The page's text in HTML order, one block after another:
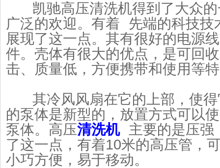
凯驰高压清洗机得到了大众的
广泛的欢迎。有着 先端的科技技
展现了这一点。其有很好的电源
件。壳体有很大的优点，是可回
击、质量低，方便携带和使用等
其冷风风扇在它的上部，使得
的泵体是新型的，放置方式可以
泵体。高压清洗机主要的是压强
了这一点，有着10米的高压管，
小巧方便，易于移动。